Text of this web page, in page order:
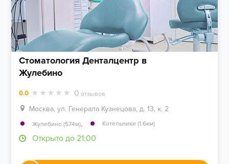
Стоматология Денталцентр в
Жулебино
0.0 0 отзывов
Москва, ул. Генерала Кузнецова, д. 13, к. 2
Жулебино (574м), Котельники (1.6км)
Открыто до 21:00